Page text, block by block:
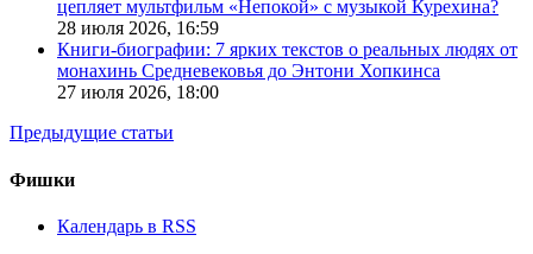
цепляет мультфильм «Непокой» с музыкой Курехина?
28 июля 2026, 16:59
Книги-биографии: 7 ярких текстов о реальных людях от
монахинь Средневековья до Энтони Хопкинса
27 июля 2026, 18:00
Предыдущие статьи
Фишки
Календарь в RSS